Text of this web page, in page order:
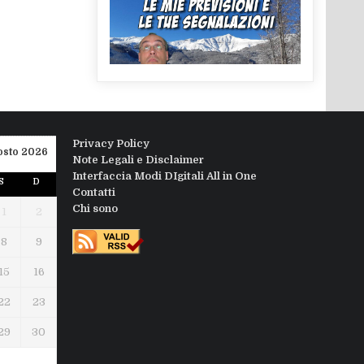
2026
D
1 2
8 9
15 16
23
30
Privacy Policy
Note Legali e Disclaimer
Interfaccia Modi DIgitali All in One
Contatti
Chi sono